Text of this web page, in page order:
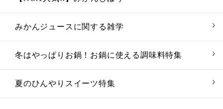
みかんジュースに関する雑学
冬はやっぱりお鍋！お鍋に使える調味料特集
夏のひんやりスイーツ特集